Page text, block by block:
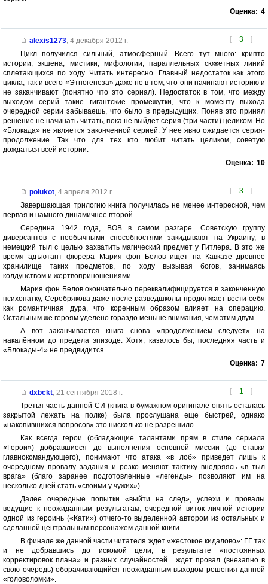
Оценка: 4
[ 3 ]
alexis1273, 4 декабря 2012 г.
Цикл получился сильный, атмосферный. Всего тут много: крипто
истории, экшена, мистики, мифологии, параллельных сюжетных линий
сплетающихся по ходу. Читать интересно. Главный недостаток как этого
цикла, так и всего «Этногенеза» даже не в том, что они начинают историю и
не заканчивают (понятно что это сериал). Недостаток в том, что между
выходом серий такие гигантские промежутки, что к моменту выхода
очередной серии забываешь, что было в предыдущих. Поняв это принял
решение не начинать читать, пока не выйдет серия (три части) целиком. Но
«Блокада» не является законченной серией. У нее явно ожидается серия-
продолжение. Так что для тех кто любит читать целиком, советую
дождаться всей истории.
Оценка: 10
[ 3 ]
polukot, 4 апреля 2012 г.
Завершающая трилогию книга получилась не менее интересной, чем
первая и намного динамичнее второй.
Середина 1942 года, ВОВ в самом разгаре. Советскую группу
диверсантов с необычными способностями закидывают на Украину, в
немецкий тыл с целью захватить магический предмет у Гитлера. В это же
время адъютант фюрера Мария фон Белов ищет на Кавказе древнее
хранилище таких предметов, по ходу вызывая богов, занимаясь
колдунством и жертвоприношениями.
Мария фон Белов окончательно переквалифицируется в законченную
психопатку, Серебрякова даже после разведшколы продолжает вести себя
как романтичная дура, что коренным образом влияет на операцию.
Остальным же героям уделено гораздо меньше внимания, чем этим двум.
А вот заканчивается книга снова «продолжением следует» на
накалённом до предела эпизоде. Хотя, казалось бы, последняя часть и
«Блокады-4» не предвидится.
Оценка: 7
[ 1 ]
dxbckt, 21 сентября 2018 г.
Третья часть данной СИ (книга в бумажном оригинале опять осталась
закрытой лежать на полке) была прослушана еще быстрей, однако
«накопившихся вопросов» это нисколько не разрешило...
Как всегда герои (обладающие талантами прям в стиле сериала
«Герои») добравшиеся до выполнения основной миссии (до ставки
главнокомандующего), понимают что атака «в лоб» приведет лишь к
очередному провалу задания и резко меняют тактику внедряясь «в тыл
врага» (благо заранее подготовленные «легенды» позволяют им на
несколько дней стать «своими у чужих»).
Далее очередные попытки «выйти на след», успехи и провалы
ведущие к неожиданным результатам, очередной виток личной истории
одной из героинь («Кати») отчего-то выделенной автором из остальных и
сделанной центральным персонажем данной книги...
В финале же данной части читателя ждет «жестокое кидалово»: ГГ так
и не добравшись до искомой цели, в результате «постоянных
корректировок плана» и разных случайностей... ждет провал (внезапно в
свою очередь) оборачивающийся неожиданным выходом решения данной
«головоломки».